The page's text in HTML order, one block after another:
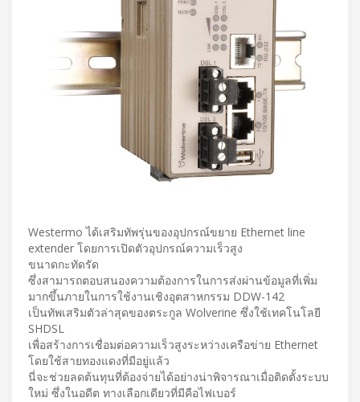
Westermo ได้เสริมทัพรุ่นของอุปกรณ์ขยาย Ethernet line
extender โดยการเปิดตัวอุปกรณ์ความเร็วสูง
ขนาดกะทัดรัด
ซึ่งสามารถตอบสนองความต้องการในการส่งผ่านข้อมูลที่เพิ่ม
มากขึ้นภายในการใช้งานเชิงอุตสาหกรรม DDW-142
เป็นทัพเสริมตัวล่าสุดของตระกูล Wolverine ซึ่งใช้เทคโนโลยี
SHDSL
เพื่อสร้างการเชื่อมต่อความเร็วสูงระหว่างเครือข่าย Ethernet
โดยใช้สายทองแดงที่มีอยู่แล้ว
นี่จะช่วยลดต้นทุนที่ต้องจ่ายได้อย่างน่าพิจารณาเมื่อติดตั้งระบบ
ใหม่ ซึ่งในอดีต ทางเลือกเดียวที่มีคือไฟเบอร์